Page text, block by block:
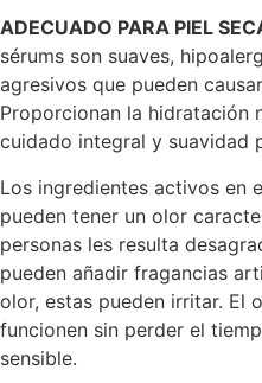
ADECUADO PARA PIEL
sérums son suaves,
agresivos que pueden
Proporcionan la hidratación
cuidado integral y suavidad
Los ingredientes activos en
pueden tener un olor
personas les resulta
pueden añadir fragancias
olor, estas pueden irritar. El
funcionen sin perder el
sensible.